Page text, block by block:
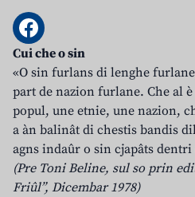
Cui che o sin
«O sin furlans di lenghe
part de nazion furlane. Che al
popul, une etnie, une nazion,
a àn balinât di chestis bandis
agns indaûr o sin cjapâts
(Pre Toni Beline, sul so prin
Friûl”, Dicembar 1978)